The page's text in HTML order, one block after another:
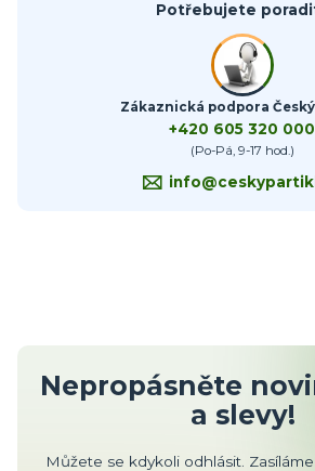
Potřebujete
Zákaznická podpora
+420 605 320 000
(Po-Pá, 9-17 hod.)
Nepropásněte
a slevy!
Můžete se kdykoli odhlásit.